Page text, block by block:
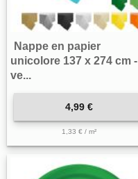
Nappe en papier
unicolore 137 x 274 cm -
ve...
4,99 €
1,33 € / m²